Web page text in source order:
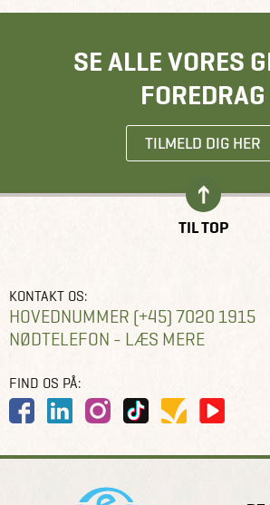
SE ALLE VORES
FOREDRAG
TILMELD DIG HER
TIL TOP
KONTAKT OS:
HOVEDNUMMER (+45) 7020 1915
NØDTELEFON - LÆS MERE
FIND OS PÅ: